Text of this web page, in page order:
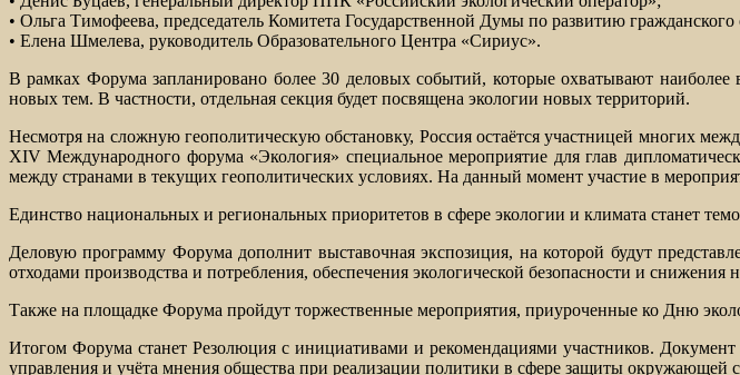
• Ольга Тимофеева, председатель Комитета Государственной Думы по развитию
• Елена Шмелева, руководитель Образовательного Центра «Сириус».
В рамках Форума запланировано более 30 деловых событий, которые охватывают
новых тем. В частности, отдельная секция будет посвящена экологии новых территорий.
Несмотря на сложную геополитическую обстановку, Россия остаётся участницей многих
XIV Международного форума «Экология» специальное мероприятие для глав
между странами в текущих геополитических условиях. На данный момент участие в
Единство национальных и региональных приоритетов в сфере экологии и климата станет
Деловую программу Форума дополнит выставочная экспозиция, на которой будут
отходами производства и потребления, обеспечения экологической безопасности и
Также на площадке Форума пройдут торжественные мероприятия, приуроченные ко Дню
Итогом Форума станет Резолюция с инициативами и рекомендациями участников. Документ
управления и учёта мнения общества при реализации политики в сфере защиты окружающей